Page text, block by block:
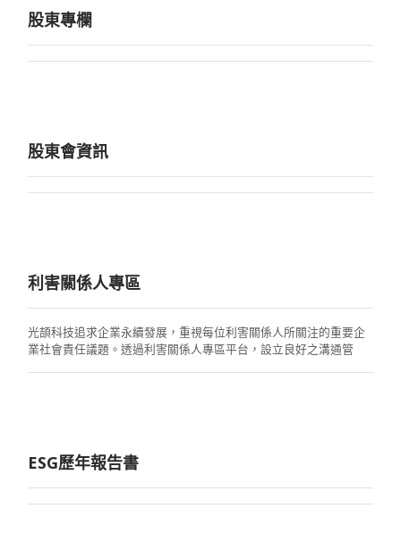
股東專欄
股東會資訊
利害關係人專區
光頡科技追求企業永續發展，重視每位利害關係人所關注的重要企
業社會責任議題。透過利害關係人專區平台，設立良好之溝通管
ESG歷年報告書